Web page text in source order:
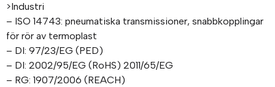
>Industri
– ISO 14743: pneumatiska transmissioner, snabbkopplingar
för rör av termoplast
– DI: 97/23/EG (PED)
– DI: 2002/95/EG (RoHS) 2011/65/EG
– RG: 1907/2006 (REACH)